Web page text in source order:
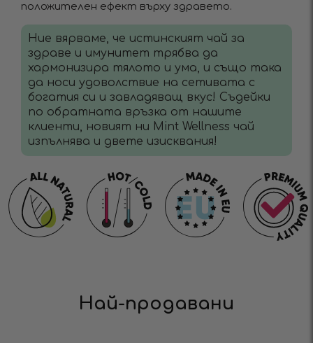
положителен ефект върху здравето.
Ние вярваме, че истинският чай за
здраве и имунитет трябва да
хармонизира тялото и ума, и също така
да носи удоволствие на сетивата с
богатия си и завладяващ вкус! Съдейки
по обратната връзка от нашите
клиенти, новият ни Mint Wellness чай
изпълнява и двете изисквания!
Най-продавани